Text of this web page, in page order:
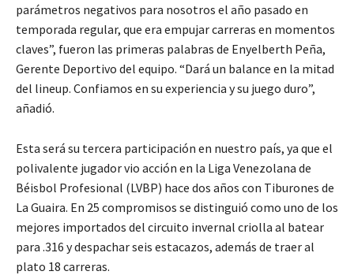
parámetros negativos para nosotros el año pasado en
temporada regular, que era empujar carreras en momentos
claves”, fueron las primeras palabras de Enyelberth Peña,
Gerente Deportivo del equipo. “Dará un balance en la mitad
del lineup. Confiamos en su experiencia y su juego duro”,
añadió.
Esta será su tercera participación en nuestro país, ya que el
polivalente jugador vio acción en la Liga Venezolana de
Béisbol Profesional (LVBP) hace dos años con Tiburones de
La Guaira. En 25 compromisos se distinguió como uno de los
mejores importados del circuito invernal criolla al batear
para .316 y despachar seis estacazos, además de traer al
plato 18 carreras.